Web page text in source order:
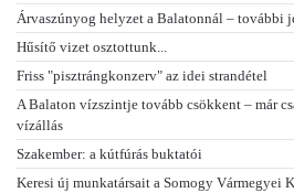
Árvaszúnyog helyzet a Balatonnál – további
Hűsítő vizet osztottunk...
Friss "pisztrángkonzerv" az idei strandétel
A Balaton vízszintje tovább csökkent – már
vízállás
Szakember: a kútfúrás buktatói
Keresi új munkatársait a Somogy Vármegyei